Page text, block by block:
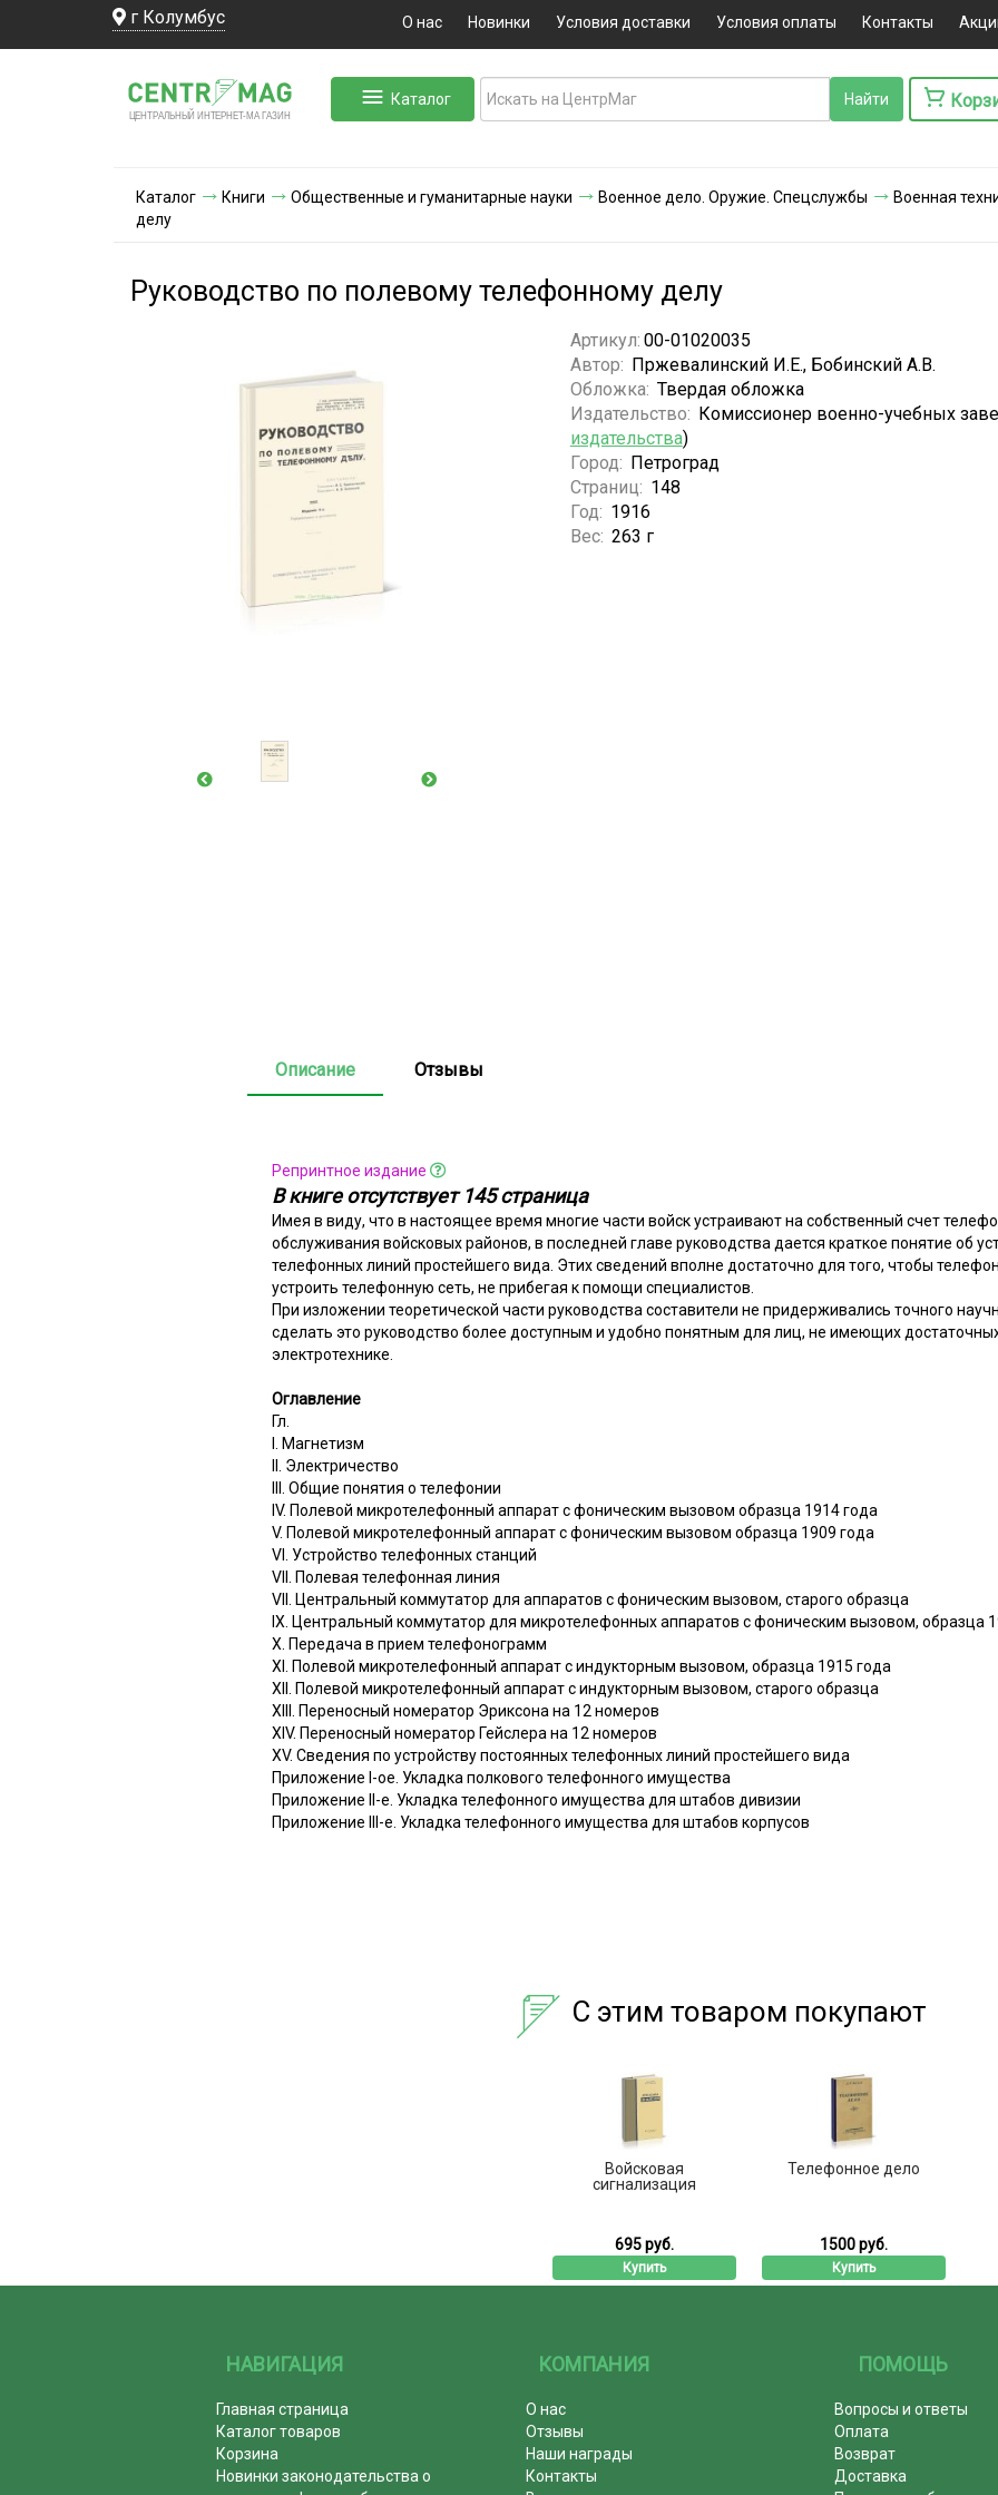
г Колумбус О нас Новинки Условия доставки Условия оплаты Контакты
ЦЕНТРАЛЬНЫЙ ИНТЕРНЕТ-МА ГАЗИН
Каталог
Каталог Книги Общественные и гуманитарные науки Военное дело. Оружие. Спецслужбы Военная
делу
Руководство по полевому телефонному делу
Артикул: 00-01020035
Автор: Пржевалинский И.Е., Бобинский А.В.
Обложка: Твердая обложка
Издательство: Комиссионер военно-учебных
издательства)
Город: Петроград
Страниц: 148
Год: 1916
Вес: 263 г
Описание Отзывы
Репринтное издание
В книге отсутствует 145 страница
Имея в виду, что в настоящее время многие части войск устраивают на собственный счет
обслуживания войсковых районов, в последней главе руководства дается краткое понятие об
телефонных линий простейшего вида. Этих сведений вполне достаточно для того, чтобы
устроить телефонную сеть, не прибегая к помощи специалистов.
При изложении теоретической части руководства составители не придерживались точного
сделать это руководство более доступным и удобно понятным для лиц, не имеющих
электротехнике.
Оглавление
Гл.
I. Магнетизм
II. Электричество
III. Общие понятия о телефонии
IV. Полевой микротелефонный аппарат с фоническим вызовом образца 1914 года
V. Полевой микротелефонный аппарат с фоническим вызовом образца 1909 года
VI. Устройство телефонных станций
VII. Полевая телефонная линия
VII. Центральный коммутатор для аппаратов с фоническим вызовом, старого образца
IX. Центральный коммутатор для микротелефонных аппаратов с фоническим вызовом, образца
X. Передача в прием телефонограмм
XI. Полевой микротелефонный аппарат с индукторным вызовом, образца 1915 года
XII. Полевой микротелефонный аппарат с индукторным вызовом, старого образца
XIII. Переносный номератор Эриксона на 12 номеров
XIV. Переносный номератор Гейслера на 12 номеров
XV. Сведения по устройству постоянных телефонных линий простейшего вида
Приложение I-ое. Укладка полкового телефонного имущества
Приложение II-е. Укладка телефонного имущества для штабов дивизии
Приложение III-е. Укладка телефонного имущества для штабов корпусов
С этим товаром покупают
Войсковая
сигнализация
695 руб.
Купить
Телефонное дело
1500 руб.
Купить
НАВИГАЦИЯ
Главная страница
Каталог товаров
Корзина
Новинки законодательства о
КОМПАНИЯ
О нас
Отзывы
Наши награды
Контакты
ПОМОЩЬ
Вопросы и ответы
Оплата
Возврат
Доставка